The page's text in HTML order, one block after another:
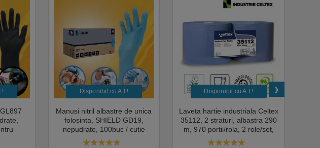
Disponibil cu A.I.​!
Manusi nitril albastre de unica
folosinta, SHIELD GD19,
nepudrate, 100buc / cutie
pentru Medical, HoReCa,
Disponibil cu A.I.​!
Laveta hartie industriala Celtex
35112, 2 straturi, albastra 290
m, 970 portii/rola, 2 role/set,
certificata pentru industria